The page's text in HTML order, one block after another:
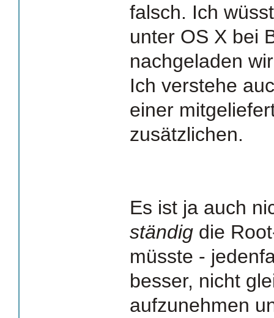
falsch. Ich
unter OS X bei
nachgeladen
Ich verstehe
einer
zusätzlichen.
Es ist ja auch
ständig die
müsste -
besser, nicht
aufzunehmen